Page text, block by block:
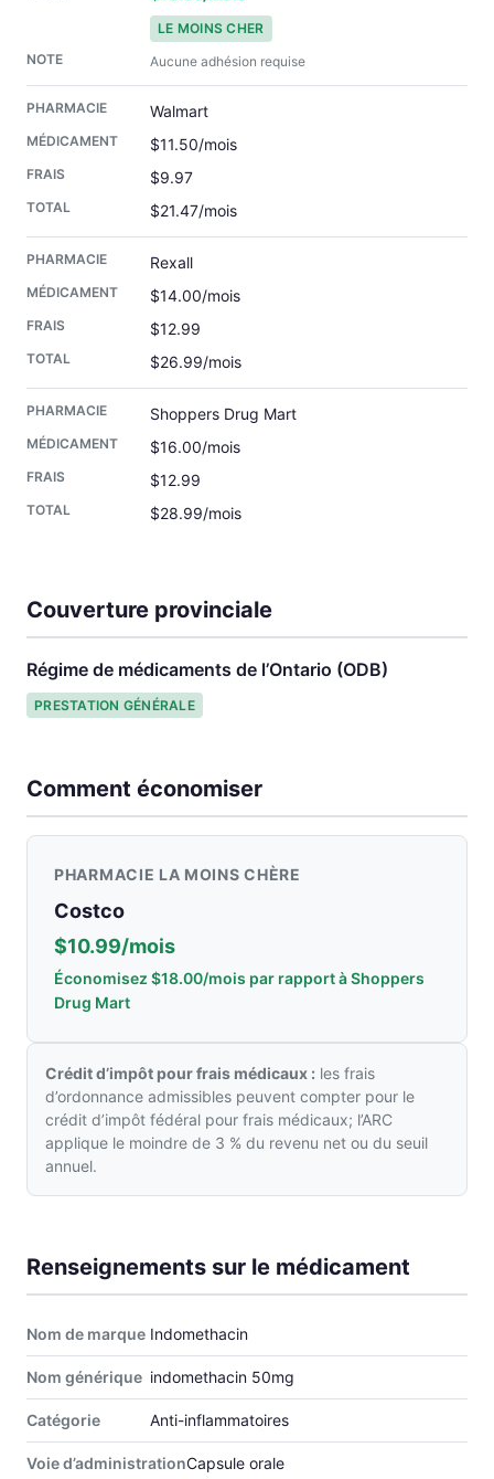
LE MOINS CHER
Aucune adhésion requise
Walmart
$11.50/mois
$9.97
$21.47/mois
Rexall
$14.00/mois
$12.99
$26.99/mois
Shoppers Drug Mart
$16.00/mois
$12.99
$28.99/mois
Couverture provinciale
Régime de médicaments de l’Ontario (ODB)
PRESTATION GÉNÉRALE
Comment économiser
PHARMACIE LA MOINS CHÈRE
Costco
$10.99/mois
Économisez $18.00/mois par rapport à Shoppers
Drug Mart
Crédit d’impôt pour frais médicaux : les frais
d’ordonnance admissibles peuvent compter pour le
crédit d’impôt fédéral pour frais médicaux; l’ARC
applique le moindre de 3 % du revenu net ou du seuil
annuel.
Renseignements sur le médicament
Nom de marque Indomethacin
Nom générique indomethacin 50mg
Catégorie Anti-inflammatoires
Voie d’administrationCapsule orale